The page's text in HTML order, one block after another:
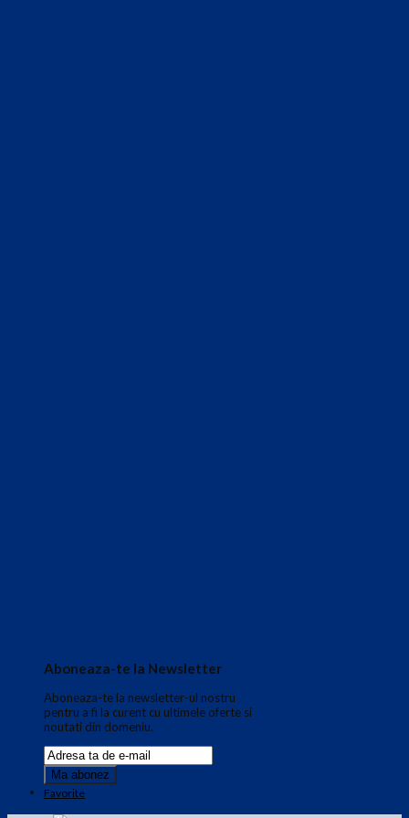
Aboneaza-te la Newsletter
Aboneaza-te la newsletter-ul nostru
pentru a fi la curent cu ultimele oferte si
noutati din domeniu.
Favorite